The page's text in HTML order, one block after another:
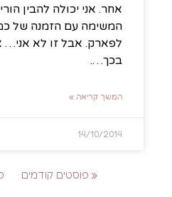
אחר. אני יכולה להבין
המשימה עם הזמנה של
לפארק. אבל זו לא אני…
בכך….
המשך קריאה »
14/10/2014
« פוסטים קודמים